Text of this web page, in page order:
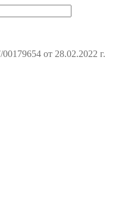
от 28.02.2022 г.